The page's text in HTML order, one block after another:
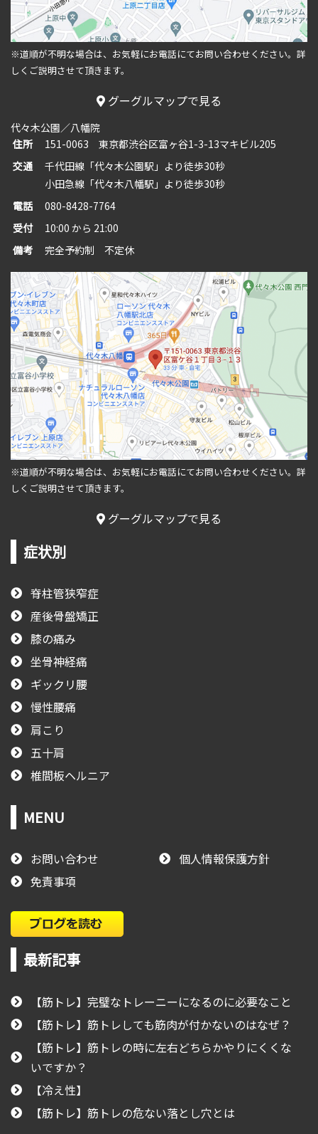
※道順が不明な場合は、お気軽にお電話にてお問い合わせください。 詳
しくご説明させて頂きます。
グーグルマップで見る
代々木公園／八幡院
住所
151-0063 東京都渋谷区富ヶ谷1-3-13マキビル205
交通
千代田線「代々木公園駅」より徒歩30秒
小田急線「代々木八幡駅」より徒歩30秒
電話
080-8428-7764
受付
10:00 から 21:00
備考
完全予約制 不定休
※道順が不明な場合は、お気軽にお電話にてお問い合わせください。 詳
しくご説明させて頂きます。
グーグルマップで見る
症状別
脊柱管狭窄症
産後骨盤矯正
膝の痛み
坐骨神経痛
ギックリ腰
慢性腰痛
肩こり
五十肩
椎間板ヘルニア
MENU
お問い合わせ
個人情報保護方針
免責事項
最新記事
【筋トレ】完璧なトレーニーになるのに必要なこと
【筋トレ】筋トレしても筋肉が付かないのはなぜ？
【筋トレ】筋トレの時に左右どちらかやりにくくな
いですか？
【冷え性】
【筋トレ】筋トレの危ない落とし穴とは